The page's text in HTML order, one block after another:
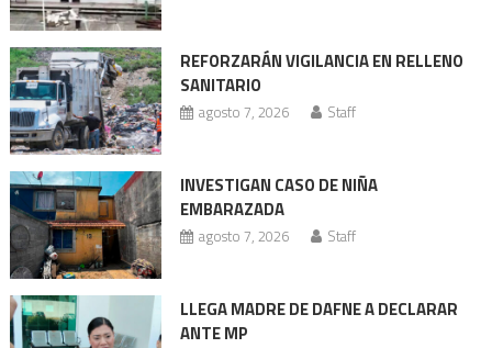
REFORZARÁN VIGILANCIA EN RELLENO
SANITARIO
agosto 7, 2026 Staff
INVESTIGAN CASO DE NIÑA
EMBARAZADA
agosto 7, 2026 Staff
LLEGA MADRE DE DAFNE A DECLARAR
ANTE MP